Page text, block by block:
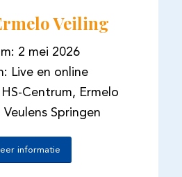
Veiling
2 mei 2026
Live en online
Centrum, Ermelo
Springen
informatie